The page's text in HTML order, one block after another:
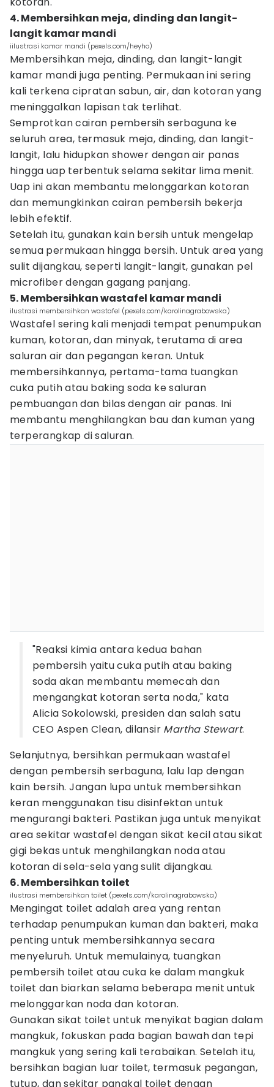
4. Membersihkan meja, dinding dan langit-
langit kamar mandi
iilustrasi kamar mandi (pexels.com/heyho)
Membersihkan meja, dinding, dan langit-langit
kamar mandi juga penting. Permukaan ini sering
kali terkena cipratan sabun, air, dan kotoran yang
meninggalkan lapisan tak terlihat.
Semprotkan cairan pembersih serbaguna ke
seluruh area, termasuk meja, dinding, dan langit-
langit, lalu hidupkan shower dengan air panas
hingga uap terbentuk selama sekitar lima menit.
Uap ini akan membantu melonggarkan kotoran
dan memungkinkan cairan pembersih bekerja
lebih efektif.
Setelah itu, gunakan kain bersih untuk mengelap
semua permukaan hingga bersih. Untuk area yang
sulit dijangkau, seperti langit-langit, gunakan pel
microfiber dengan gagang panjang.
5. Membersihkan wastafel kamar mandi
ilustrasi membersihkan wastafel (pexels.com/karolinagrabowska)
Wastafel sering kali menjadi tempat penumpukan
kuman, kotoran, dan minyak, terutama di area
saluran air dan pegangan keran. Untuk
membersihkannya, pertama-tama tuangkan
cuka putih atau baking soda ke saluran
pembuangan dan bilas dengan air panas. Ini
membantu menghilangkan bau dan kuman yang
terperangkap di saluran.
"Reaksi kimia antara kedua bahan
pembersih yaitu cuka putih atau baking
soda akan membantu memecah dan
mengangkat kotoran serta noda," kata
Alicia Sokolowski, presiden dan salah satu
CEO Aspen Clean, dilansir Martha Stewart.
Selanjutnya, bersihkan permukaan wastafel
dengan pembersih serbaguna, lalu lap dengan
kain bersih. Jangan lupa untuk membersihkan
keran menggunakan tisu disinfektan untuk
mengurangi bakteri. Pastikan juga untuk menyikat
area sekitar wastafel dengan sikat kecil atau sikat
gigi bekas untuk menghilangkan noda atau
kotoran di sela-sela yang sulit dijangkau.
6. Membersihkan toilet
ilustrasi membersihkan toilet (pexels.com/karolinagrabowska)
Mengingat toilet adalah area yang rentan
terhadap penumpukan kuman dan bakteri, maka
penting untuk membersihkannya secara
menyeluruh. Untuk memulainya, tuangkan
pembersih toilet atau cuka ke dalam mangkuk
toilet dan biarkan selama beberapa menit untuk
melonggarkan noda dan kotoran.
Gunakan sikat toilet untuk menyikat bagian dalam
mangkuk, fokuskan pada bagian bawah dan tepi
mangkuk yang sering kali terabaikan. Setelah itu,
bersihkan bagian luar toilet, termasuk pegangan,
tutup, dan sekitar pangkal toilet dengan